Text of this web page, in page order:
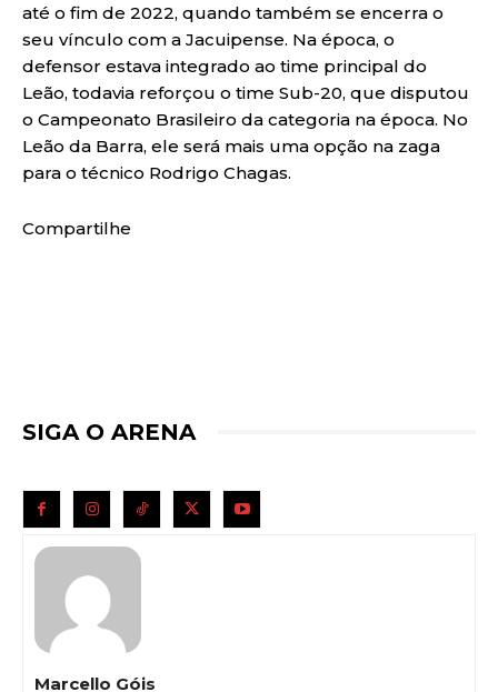
até o fim de 2022, quando também se encerra o
seu vínculo com a Jacuipense. Na época, o
defensor estava integrado ao time principal do
Leão, todavia reforçou o time Sub-20, que disputou
o Campeonato Brasileiro da categoria na época. No
Leão da Barra, ele será mais uma opção na zaga
para o técnico Rodrigo Chagas.
Compartilhe
SIGA O ARENA
Marcello Góis